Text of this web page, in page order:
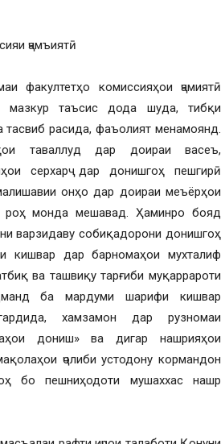
ҷамъиятӣ
факултетҳо комиссияҳои ҷамиятӣ
мазкур таъсис дода шуда, тибқи
тасвиб расида, фаъолият менамоянд.
таваллуд дар доираи васеъ,
серхарҷ дар донишгоҳ пешгирӣ
онҳо дар доираи меъёрҳои
роҳ монда мешавад. Ҳаминро бояд
варзидаву собиқадорони донишгоҳ
кишвар дар барномаҳои мухталиф
ва ташвиқу тарғиби муқаррароти
ба мардуми шарифи кишвар
хамзамон дар рузномаи
дониш» ва дигар нашрияҳои
ҷолиби устодону кормандон
бо пешниҳодоти мушаххас нашр